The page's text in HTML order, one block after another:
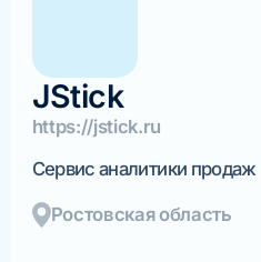
JStick
https://jstick.ru
Сервис аналитики продаж
Ростовская область